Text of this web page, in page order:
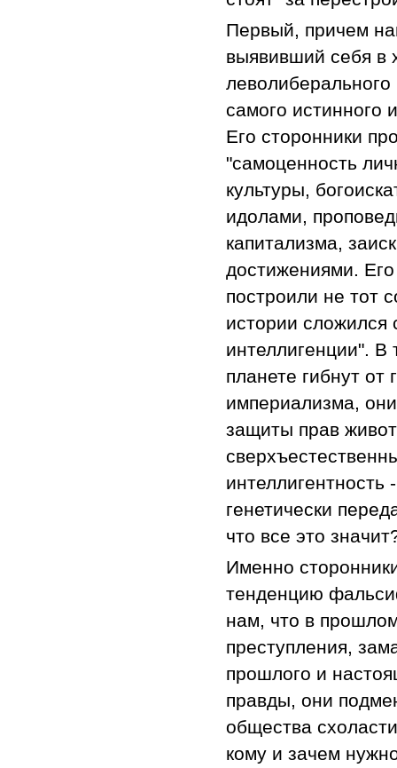
Первый, причем
выявивший себя в
леволиберального
самого истинного
Его сторонники
"самоценность
культуры,
идолами,
капитализма,
достижениями.
построили не тот
истории сложился
интеллигенции".
планете гибнут
империализма,
защиты прав
интеллигентность
генетически
что все это
Именно
тенденцию
нам, что в
преступления,
прошлого и
правды, они
общества
кому и зачем